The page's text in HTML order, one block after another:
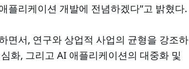
플리케이션 개발에 전념하겠다”고 밝혔다.
면서, 연구와 상업적 사업의 균형을 강조하
화, 그리고 AI 애플리케이션의 대중화 및